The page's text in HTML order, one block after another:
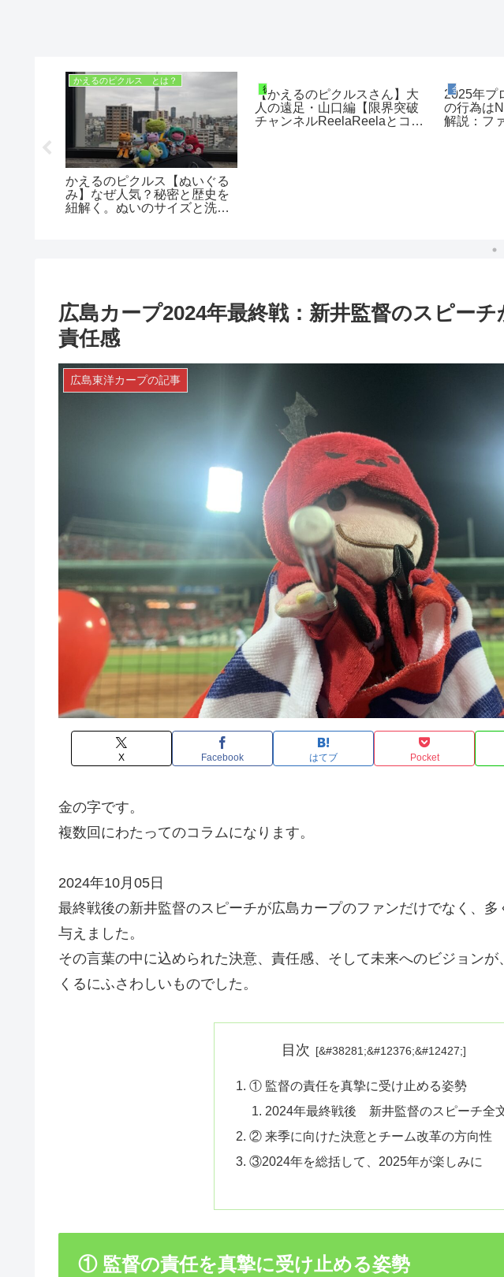
かえるのピクルス とは？
かえるのピクルス【ぬいぐる
み】なぜ人気？秘密と歴史を
紐解く。ぬいのサイズと洗い
徒然日記
【かえるのピクルスさん】大
人の遠足・山口編【限界突破
チャンネルReelaReelaとコラ
金の字の日
2025年プ
の行為は
解説：フ
広島カープ2024年最終戦：新井監督のスピー
責任感
広島東洋カープの記事
X Facebook はてブ Pocket
金の字です。
複数回にわたってのコラムになります。
2024年10月05日
最終戦後の新井監督のスピーチが広島カープのファンだけでなく、
与えました。
その言葉の中に込められた決意、責任感、そして未来へのビジョンが
くるにふさわしいものでした。
目次
① 監督の責任を真摯に受け止める姿勢
2024年最終戦後 新井監督のスピーチ全
② 来季に向けた決意とチーム改革の方向性
③2024年を総括して、2025年が楽しみに
① 監督の責任を真摯に受け止める姿勢